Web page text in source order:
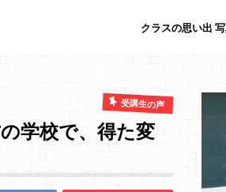
クラスの思い出
受講生の声
学校で、得た変